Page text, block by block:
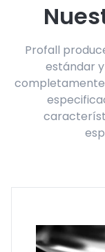
Profall
estándar
completamente